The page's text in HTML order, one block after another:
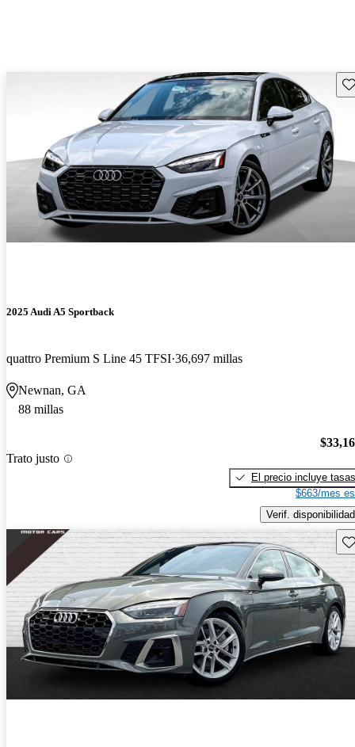
2025 Audi A5 Sportback
quattro Premium S Line 45 TFSI 36,697 millas
Newnan, GA
88 millas
Trato justo
El precio incluye tasas
$663/mes
Verif. disponibilidad